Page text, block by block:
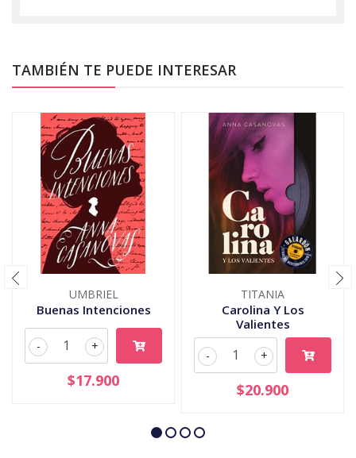
TAMBIÉN TE PUEDE INTERESAR
UMBRIEL
Buenas Intenciones
+
-
$17.900
TITANIA
Carolina Y Los
Valientes
+
-
$20.900